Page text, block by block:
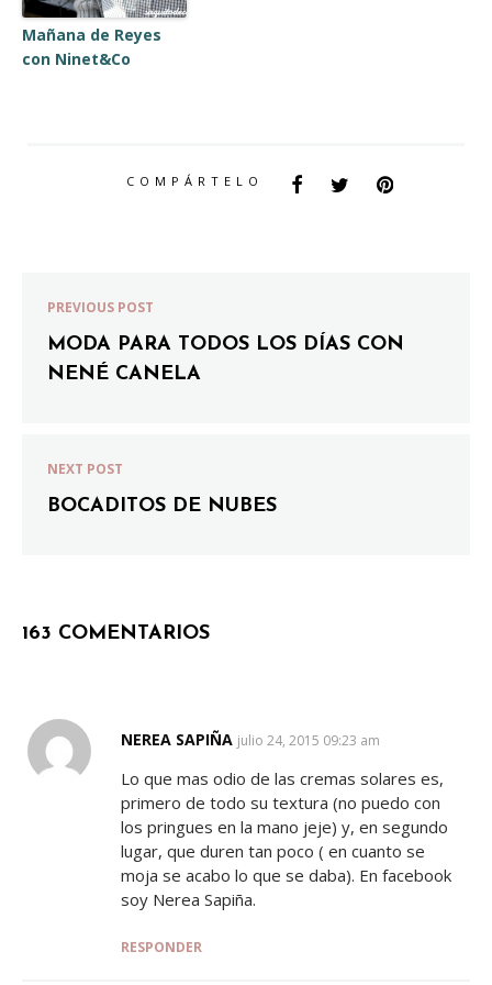
Mañana de Reyes
con Ninet&Co
COMPÁRTELO
PREVIOUS POST
MODA PARA TODOS LOS DÍAS CON
NENÉ CANELA
NEXT POST
BOCADITOS DE NUBES
163 COMENTARIOS
NEREA SAPIÑA SAYS:
julio 24, 2015 09:23 am
Lo que mas odio de las cremas solares es,
primero de todo su textura (no puedo con
los pringues en la mano jeje) y, en segundo
lugar, que duren tan poco ( en cuanto se
moja se acabo lo que se daba). En facebook
soy Nerea Sapiña.
RESPONDER